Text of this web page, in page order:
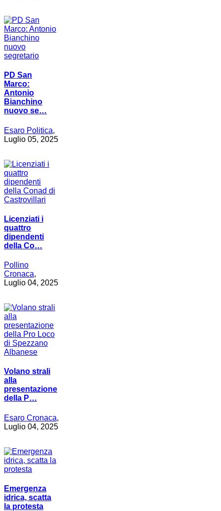
PD San
Marco:
Antonio
Bianchino
nuovo se…
Esaro Politica,
Luglio 05, 2025
Licenziati i
quattro
dipendenti
della Co…
Pollino
Cronaca,
Luglio 04, 2025
Volano strali
alla
presentazione
della P…
Esaro Cronaca,
Luglio 04, 2025
Emergenza
idrica, scatta
la protesta